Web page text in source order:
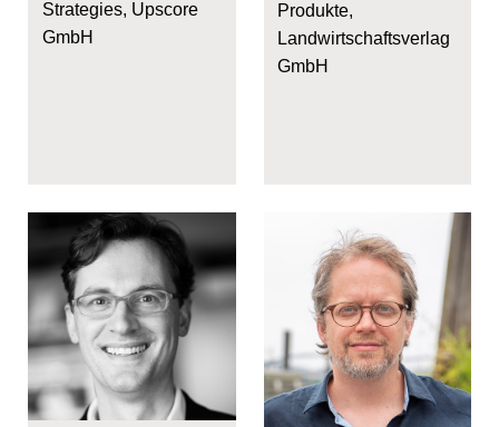
Strategies, Upscore
GmbH
Produkte,
Landwirtschaftsverlag
GmbH